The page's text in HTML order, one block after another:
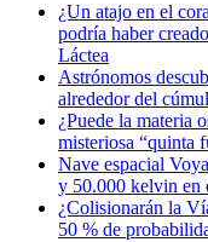
¿Un atajo en el
podría haber
Láctea
Astrónomos
alrededor del
¿Puede la materia
misteriosa “quinta
Nave espacial
y 50.000 kelvin en
¿Colisionarán la
50 % de